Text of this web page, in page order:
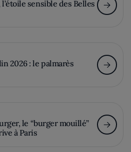
l’étoile sensible des Belles
2026 : le palmarès
le “burger mouillé”
à Paris